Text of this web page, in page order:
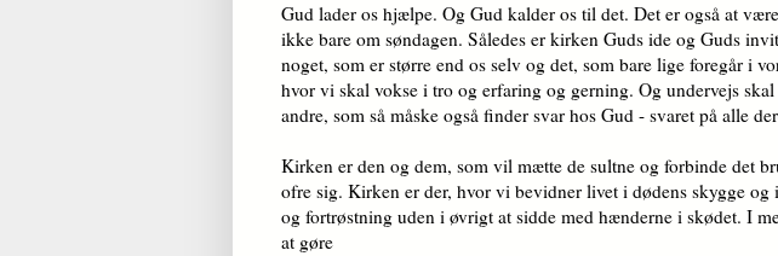
Gud lader os hjælpe. Og Gud kalder os til det. Det er også at
ikke bare om søndagen. Således er kirken Guds ide og Guds
noget, som er større end os selv og det, som bare lige foregår i
hvor vi skal vokse i tro og erfaring og gerning. Og undervejs
andre, som så måske også finder svar hos Gud - svaret på alle
Kirken er den og dem, som vil mætte de sultne og forbinde det
ofre sig. Kirken er der, hvor vi bevidner livet i dødens skygge og
og fortrøstning uden i øvrigt at sidde med hænderne i skødet. I
at gøre